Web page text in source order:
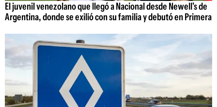
El juvenil venezolano que llegó a Nacional desde Newell's de
Argentina, donde se exilió con su familia y debutó en Primera